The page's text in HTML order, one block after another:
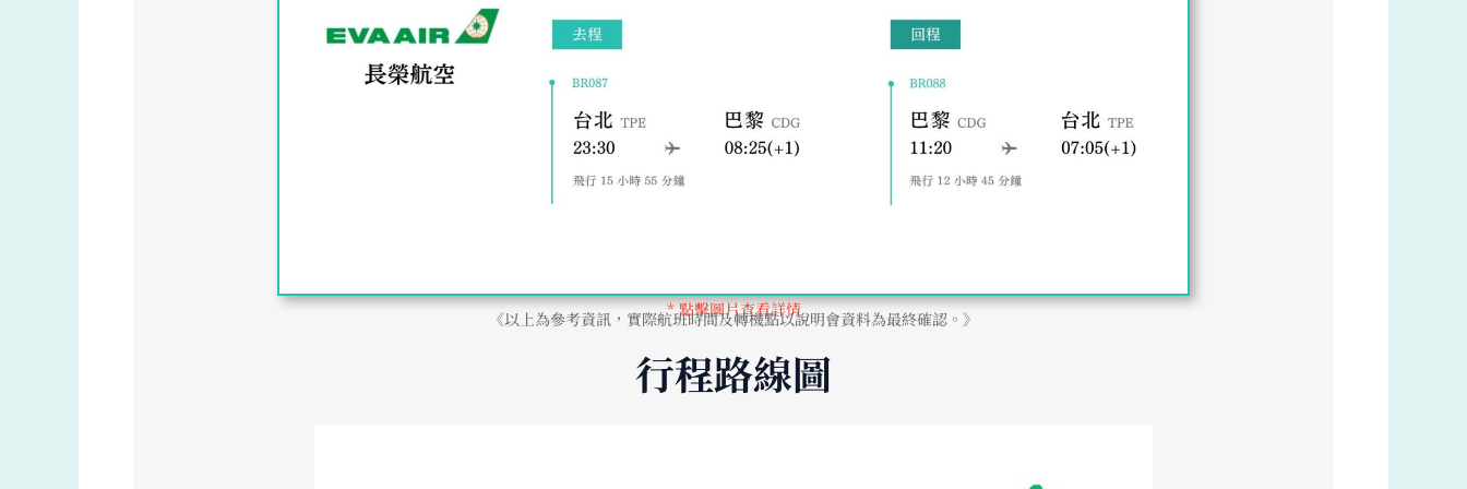
* 點擊圖片查看詳情
《以上為參考資訊，實際航班時間及轉機點以說明會資料為最終確認。》
行程路線圖